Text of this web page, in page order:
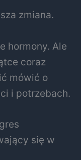
zmiana.
hormony. Ale
coraz
mówić o
i potrzebach.
się w